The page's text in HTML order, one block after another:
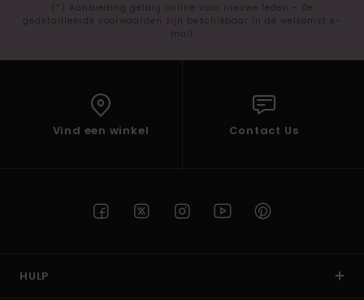
(*) Aanbieding geldig online voor nieuwe leden - De
gedetailleerde voorwaarden zijn beschikbaar in de welkomst e-
mail
Vind een winkel Contact Us
HULP